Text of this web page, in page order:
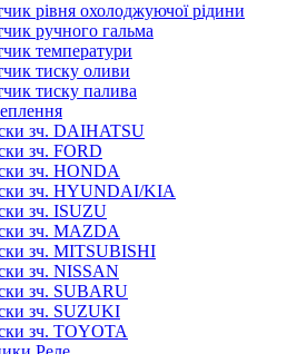
рівня охолоджуючої рідини
ручного гальма
температури
тиску оливи
тиску палива
зч. DAIHATSU
зч. FORD
зч. HONDA
зч. HYUNDAI/KIA
зч. ISUZU
зч. MAZDA
зч. MITSUBISHI
зч. NISSAN
зч. SUBARU
зч. SUZUKI
зч. TOYOTA